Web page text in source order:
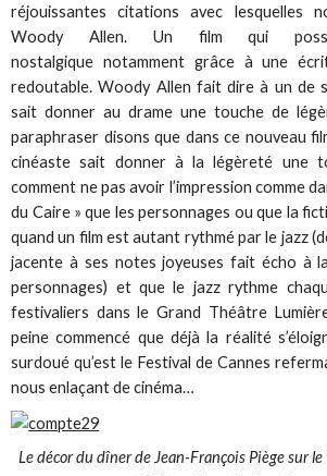
réjouissantes citations avec lesquelles
Woody Allen. Un film qui
nostalgique notamment grâce à une
redoutable. Woody Allen fait dire à un de
sait donner au drame une touche de
paraphraser disons que dans ce nouveau
cinéaste sait donner à la légèreté une
comment ne pas avoir l’impression comme
du Caire » que les personnages ou que la
quand un film est autant rythmé par le jazz
jacente à ses notes joyeuses fait écho à
personnages) et que le jazz rythme
festivaliers dans le Grand Théâtre
peine commencé que déjà la réalité
surdoué qu’est le Festival de Cannes
nous enlaçant de cinéma…
Le décor du dîner de Jean-François Piège sur